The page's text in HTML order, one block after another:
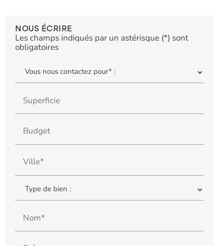
NOUS ÉCRIRE
Les champs indiqués par un astérisque (*) sont
obligatoires
Superficie
Budget
Ville*
Nom*